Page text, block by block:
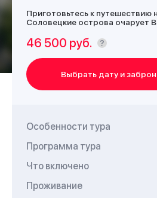
Приготовьтесь к путешествию
Соловецкие острова очарует
экскурсий отдохнуть Вы
"Соловецкая Слобода".
46 500 руб.
Выбрать дату и
Особенности тура
Программа тура
Что включено
Проживание